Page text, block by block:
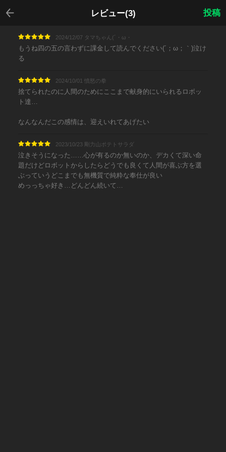
レビュー(3)
戻る
投稿
2024/12/07 タマちゃん(´・ω・
もうね四の五の言わずに課金して読んでください(´；ω；｀)泣け
る
2024/10/01 憤怒の拳
捨てられたのに人間のためにここまで献身的にいられるロボッ
ト達…
なんなんだこの感情は、迎えいれてあげたい
2023/10/23 剛力山ポテトサラダ
泣きそうになった……心が有るのか無いのか、デカくて深い命
題だけどロボットからしたらどうでも良くて人間が喜ぶ方を選
ぶっていうどこまでも無機質で純粋な奉仕が良い
めっっちゃ好き…どんどん続いて…